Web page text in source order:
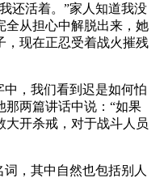
还活着。”家人知道我没
全从担心中解脱出来，她
，现在正忍受着战火摧残
中，我们看到迟是如何怕
那两篇讲话中说：“如果
大开杀戒，对于战斗人员
，其中自然也包括别人